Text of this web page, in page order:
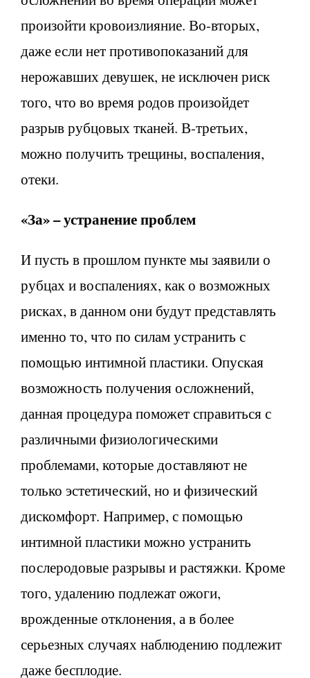
произойти кровоизлияние. Во-вторых,
даже если нет противопоказаний для
нерожавших девушек, не исключен риск
того, что во время родов произойдет
разрыв рубцовых тканей. В-третьих,
можно получить трещины, воспаления,
отеки.
«За» – устранение проблем
И пусть в прошлом пункте мы заявили о
рубцах и воспалениях, как о возможных
рисках, в данном они будут представлять
именно то, что по силам устранить с
помощью интимной пластики. Опуская
возможность получения осложнений,
данная процедура поможет справиться с
различными физиологическими
проблемами, которые доставляют не
только эстетический, но и физический
дискомфорт. Например, с помощью
интимной пластики можно устранить
послеродовые разрывы и растяжки. Кроме
того, удалению подлежат ожоги,
врожденные отклонения, а в более
серьезных случаях наблюдению подлежит
даже бесплодие.